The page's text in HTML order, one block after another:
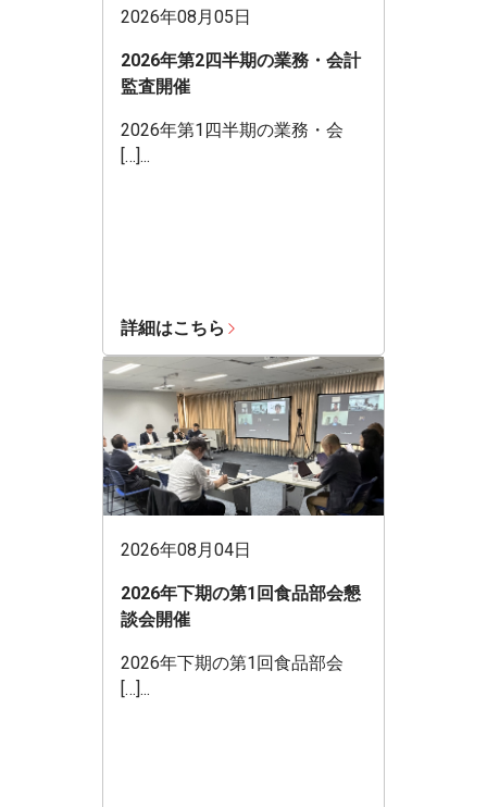
2026年08月05日
2026年第2四半期の業務・会計
監査開催
2026年第1四半期の業務・会
[…]...
詳細はこちら
2026年08月04日
2026年下期の第1回食品部会懇
談会開催
2026年下期の第1回食品部会
[…]...